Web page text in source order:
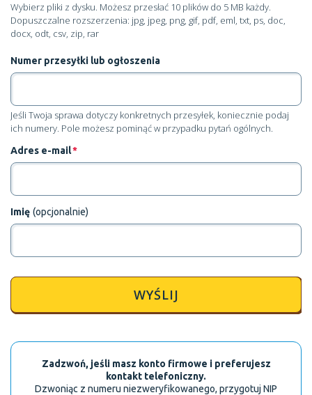
Wybierz pliki z dysku. Możesz przesłać 10 plików do 5 MB każdy.
Dopuszczalne rozszerzenia: jpg, jpeg, png, gif, pdf, eml, txt, ps, doc,
docx, odt, csv, zip, rar
Numer przesyłki lub ogłoszenia
Jeśli Twoja sprawa dotyczy konkretnych przesyłek, koniecznie podaj
ich numery. Pole możesz pominąć w przypadku pytań ogólnych.
Adres e-mail*
Imię (opcjonalnie)
WYŚLIJ
Zadzwoń, jeśli masz konto firmowe i preferujesz
kontakt telefoniczny.
Dzwoniąc z numeru niezweryfikowanego, przygotuj NIP